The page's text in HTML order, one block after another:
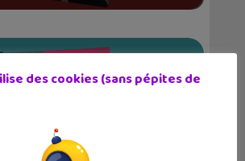
des cookies (sans pépites de